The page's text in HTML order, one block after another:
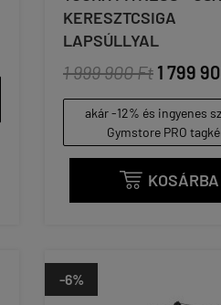
KERESZTCSIGA
LAPSÚLLYAL
1 999 900 Ft 1 799
akár -12% és ingyenes
Gymstore PRO
 KOSÁRBA
-6%